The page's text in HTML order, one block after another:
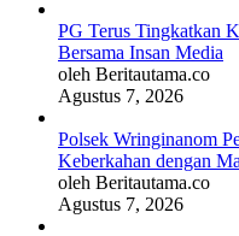
PG Terus Tingkatkan
Bersama Insan Media
oleh Beritautama.co
Agustus 7, 2026
Polsek Wringinanom
Keberkahan dengan
oleh Beritautama.co
Agustus 7, 2026